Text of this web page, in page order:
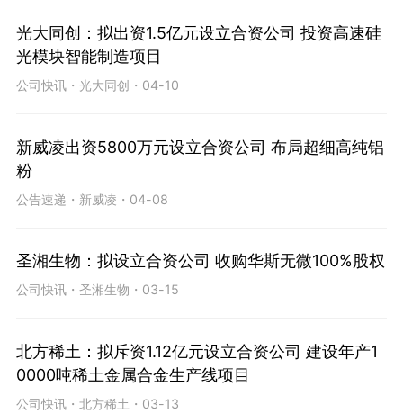
光大同创：拟出资1.5亿元设立合资公司 投资高速硅
光模块智能制造项目
公司快讯・ 光大同创 ・ 04-10
新威凌出资5800万元设立合资公司 布局超细高纯铝
粉
公告速递 ・ 新威凌 ・ 04-08
圣湘生物：拟设立合资公司 收购华斯无微100%股权
公司快讯・ 圣湘生物 ・ 03-15
北方稀土：拟斥资1.12亿元设立合资公司 建设年产1
0000吨稀土金属合金生产线项目
公司快讯・ 北方稀土 ・ 03-13